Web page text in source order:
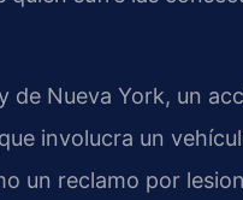
de Nueva York, un
involucra un
un reclamo por